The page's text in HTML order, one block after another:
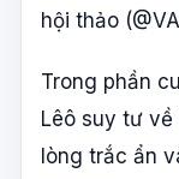
hội thảo
Trong phần
Lêô suy tư
lòng trắc ẩn